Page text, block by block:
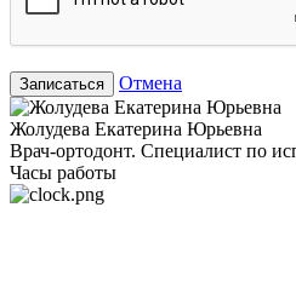
Записаться Отмена
Жолудева Екатерина Юрьевна
Врач-ортодонт. Специалист по
Часы работы